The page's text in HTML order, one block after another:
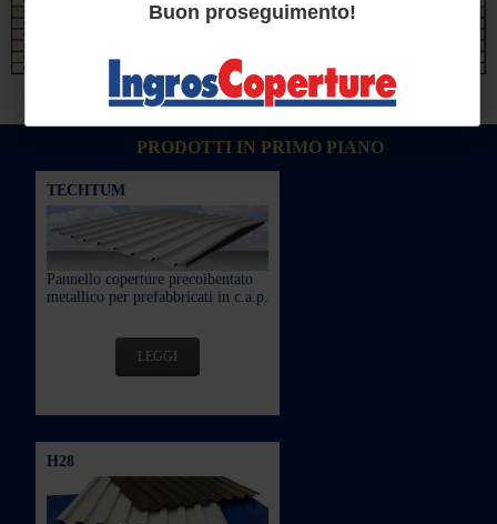
PRODOTTI IN PRIMO PIANO
TECHTUM
Pannello coperture precoibentato
metallico per prefabbricati in c.a.p.
LEGGI
H28
Buon proseguimento!